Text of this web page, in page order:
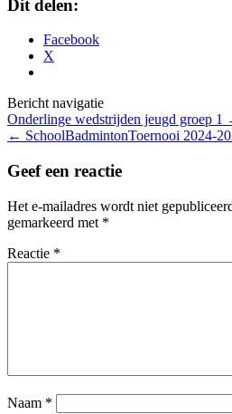
Dit delen:
Facebook
X
Bericht navigatie
Onderlinge wedstrijden jeugd groep 1
← SchoolBadmintonToernooi 2024-
Geef een reactie
Het e-mailadres wordt niet
gemarkeerd met *
Reactie *
Naam *